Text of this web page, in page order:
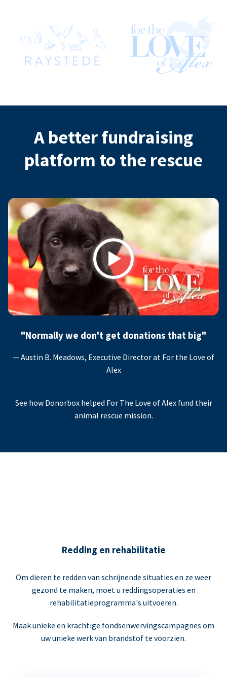
A better fundraising
platform to the rescue
Play
"Normally we don't get donations that big"
— Austin B. Meadows, Executive Director at For the Love of
Alex
See how Donorbox helped For The Love of Alex fund their
animal rescue mission.
Redding en rehabilitatie
Om dieren te redden van schrijnende situaties en ze weer
gezond te maken, moet u reddingsoperaties en
rehabilitatieprogramma's uitvoeren.
Maak unieke en krachtige fondsenwervingscampagnes om
uw unieke werk van brandstof te voorzien.